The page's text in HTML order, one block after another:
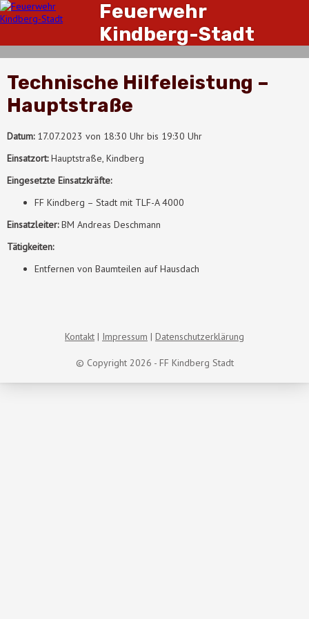
Feuerwehr
Kindberg-Stadt
Technische Hilfeleistung –
Hauptstraße
Datum:17.07.2023 von 18:30 Uhr bis 19:30 Uhr
Einsatzort:Hauptstraße, Kindberg
Eingesetzte Einsatzkräfte:
FF Kindberg – Stadt mit TLF-A 4000
Einsatzleiter:BM Andreas Deschmann
Tätigkeiten:
Entfernen von Baumteilen auf Hausdach
© Copyright 2026 - FF Kindberg Stadt
Kontakt Impressum Datenschutzerklärung